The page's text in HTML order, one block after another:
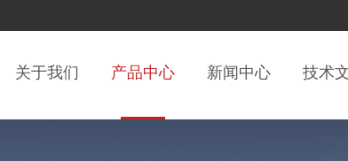
关于我们 产品中心 新闻中心 技术